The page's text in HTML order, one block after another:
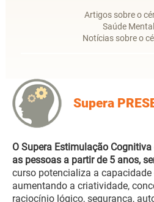
Artigos sobre o
Saúde Mental
Notícias sobre o
Supera
O Supera Estimulação
as pessoas a partir de 5 anos,
curso potencializa a
aumentando a criatividade,
raciocínio lógico, segurança,